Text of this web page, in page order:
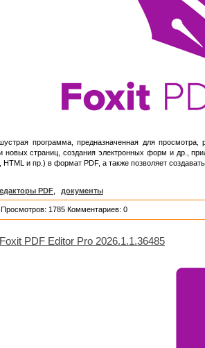
программа, предназначенная для просмотра,
новых страниц, создания электронных форм и др.,
HTML и пр.) в формат PDF, а также позволяет
PDF документы
1785 Комментариев: 0
Foxit PDF Editor Pro 2026.1.1.36485